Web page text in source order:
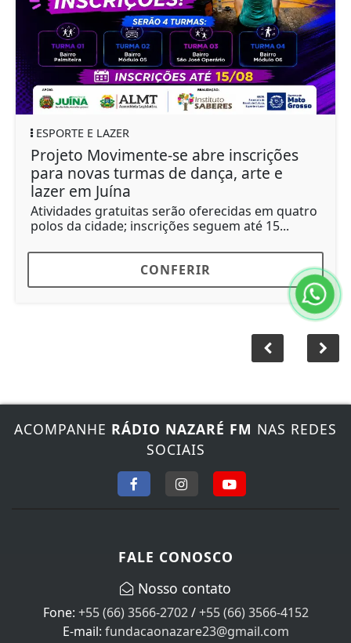
ESPORTE E LAZER
Projeto Movimente-se abre inscrições
para novas turmas de dança, arte e
lazer em Juína
Atividades gratuitas serão oferecidas em quatro
polos da cidade; inscrições seguem até 15...
CONFERIR
RÁDIO NAZARÉ FM
FALE CONOSCO